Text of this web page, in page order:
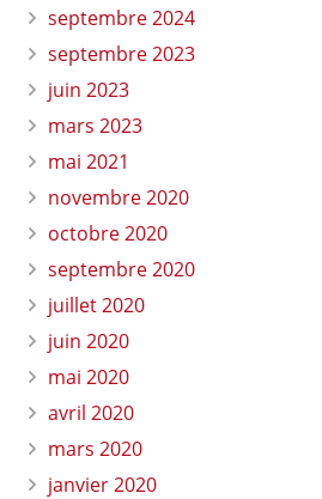
septembre 2024
septembre 2023
juin 2023
mars 2023
mai 2021
novembre 2020
octobre 2020
septembre 2020
juillet 2020
juin 2020
mai 2020
avril 2020
mars 2020
janvier 2020